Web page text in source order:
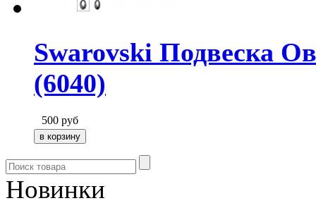
Swarovski Подвеска
(6040)
500 руб
Новинки